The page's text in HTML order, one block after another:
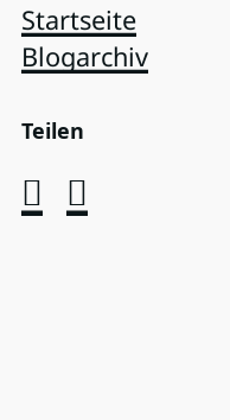
Startseite
Blogarchiv
Teilen